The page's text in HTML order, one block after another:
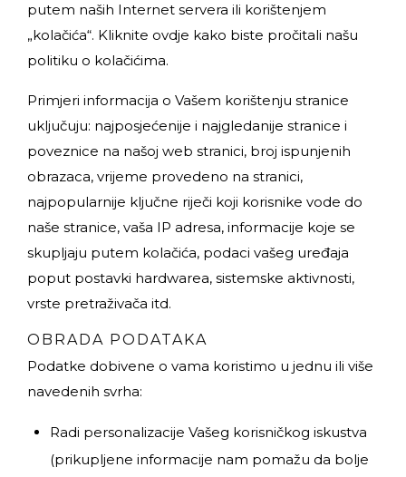
putem naših Internet servera ili korištenjem
„kolačića“. Kliknite ovdje kako biste pročitali našu
politiku o kolačićima.
Primjeri informacija o Vašem korištenju stranice
uključuju: najposjećenije i najgledanije stranice i
poveznice na našoj web stranici, broj ispunjenih
obrazaca, vrijeme provedeno na stranici,
najpopularnije ključne riječi koji korisnike vode do
naše stranice, vaša IP adresa, informacije koje se
skupljaju putem kolačića, podaci vašeg uređaja
poput postavki hardwarea, sistemske aktivnosti,
vrste pretraživača itd.
OBRADA PODATAKA
Podatke dobivene o vama koristimo u jednu ili više
navedenih svrha:
Radi personalizacije Vašeg korisničkog iskustva
(prikupljene informacije nam pomažu da bolje